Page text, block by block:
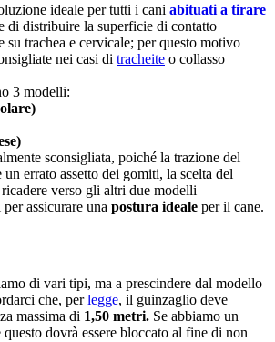
ideale per tutti i cani abituati a tirare
di distribuire la superficie di contatto
su trachea e cervicale; per questo motivo
nei casi di tracheite o collasso
3 modelli:
sconsigliata, poiché la trazione del
un errato assetto dei gomiti, la scelta del
verso gli altri due modelli
assicurare una postura ideale per il cane.
di vari tipi, ma a prescindere dal modello
che, perlegge, il guinzaglio deve
massima di 1,50 metri. Se abbiamo un
dovrà essere bloccato al fine di non